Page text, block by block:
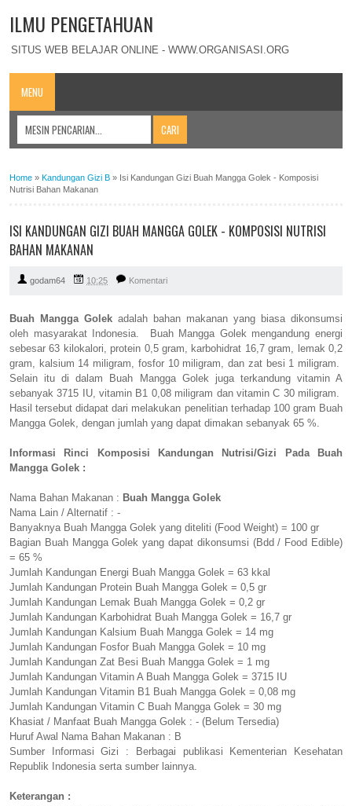
ILMU PENGETAHUAN
SITUS WEB BELAJAR ONLINE - WWW.ORGANISASI.ORG
MENU
Home » Kandungan Gizi B » Isi Kandungan Gizi Buah Mangga Golek - Komposisi
Nutrisi Bahan Makanan
ISI KANDUNGAN GIZI BUAH MANGGA GOLEK - KOMPOSISI NUTRISI
BAHAN MAKANAN
godam64 10:25 Komentari
Buah Mangga Golek adalah bahan makanan yang biasa dikonsumsi
oleh masyarakat Indonesia. Buah Mangga Golek mengandung energi
sebesar 63 kilokalori, protein 0,5 gram, karbohidrat 16,7 gram, lemak 0,2
gram, kalsium 14 miligram, fosfor 10 miligram, dan zat besi 1 miligram.
Selain itu di dalam Buah Mangga Golek juga terkandung vitamin A
sebanyak 3715 IU, vitamin B1 0,08 miligram dan vitamin C 30 miligram.
Hasil tersebut didapat dari melakukan penelitian terhadap 100 gram Buah
Mangga Golek, dengan jumlah yang dapat dimakan sebanyak 65 %.
Informasi Rinci Komposisi Kandungan Nutrisi/Gizi Pada Buah
Mangga Golek :
Nama Bahan Makanan : Buah Mangga Golek
Nama Lain / Alternatif : -
Banyaknya Buah Mangga Golek yang diteliti (Food Weight) = 100 gr
Bagian Buah Mangga Golek yang dapat dikonsumsi (Bdd / Food Edible)
= 65 %
Jumlah Kandungan Energi Buah Mangga Golek = 63 kkal
Jumlah Kandungan Protein Buah Mangga Golek = 0,5 gr
Jumlah Kandungan Lemak Buah Mangga Golek = 0,2 gr
Jumlah Kandungan Karbohidrat Buah Mangga Golek = 16,7 gr
Jumlah Kandungan Kalsium Buah Mangga Golek = 14 mg
Jumlah Kandungan Fosfor Buah Mangga Golek = 10 mg
Jumlah Kandungan Zat Besi Buah Mangga Golek = 1 mg
Jumlah Kandungan Vitamin A Buah Mangga Golek = 3715 IU
Jumlah Kandungan Vitamin B1 Buah Mangga Golek = 0,08 mg
Jumlah Kandungan Vitamin C Buah Mangga Golek = 30 mg
Khasiat / Manfaat Buah Mangga Golek : - (Belum Tersedia)
Huruf Awal Nama Bahan Makanan : B
Sumber Informasi Gizi : Berbagai publikasi Kementerian Kesehatan
Republik Indonesia serta sumber lainnya.
Keterangan :